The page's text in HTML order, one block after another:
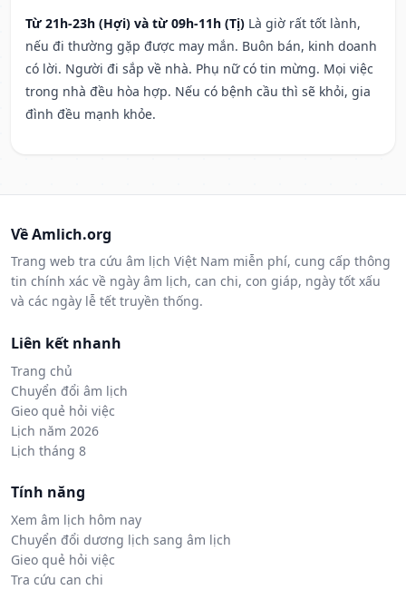
Từ 21h-23h (Hợi) và từ 09h-11h (Tị) Là giờ rất tốt lành,
nếu đi thường gặp được may mắn. Buôn bán, kinh doanh
có lời. Người đi sắp về nhà. Phụ nữ có tin mừng. Mọi việc
trong nhà đều hòa hợp. Nếu có bệnh cầu thì sẽ khỏi, gia
đình đều mạnh khỏe.
Về Amlich.org
Trang web tra cứu âm lịch Việt Nam miễn phí, cung cấp thông
tin chính xác về ngày âm lịch, can chi, con giáp, ngày tốt xấu
và các ngày lễ tết truyền thống.
Liên kết nhanh
Trang chủ
Chuyển đổi âm lịch
Gieo quẻ hỏi việc
Lịch năm 2026
Lịch tháng 8
Tính năng
Xem âm lịch hôm nay
Chuyển đổi dương lịch sang âm lịch
Gieo quẻ hỏi việc
Tra cứu can chi